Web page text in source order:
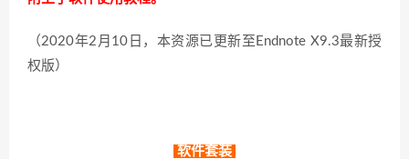
（2020年2月10日，本资源已更新至Endnote X9.3最新授
权版）
软件套装